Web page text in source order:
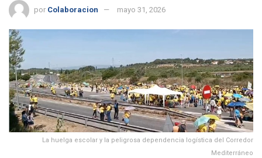
por Colaboracion mayo 31, 2026
La huelga escolar y la peligrosa dependencia logística del Corredor
Mediterráneo